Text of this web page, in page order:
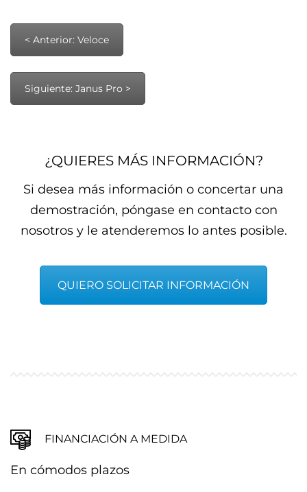
< Anterior: Veloce
Siguiente: Janus Pro >
¿QUIERES MÁS INFORMACIÓN?
Si desea más información o concertar una
demostración, póngase en contacto con
nosotros y le atenderemos lo antes posible.
QUIERO SOLICITAR INFORMACIÓN
FINANCIACIÓN A MEDIDA
En cómodos plazos